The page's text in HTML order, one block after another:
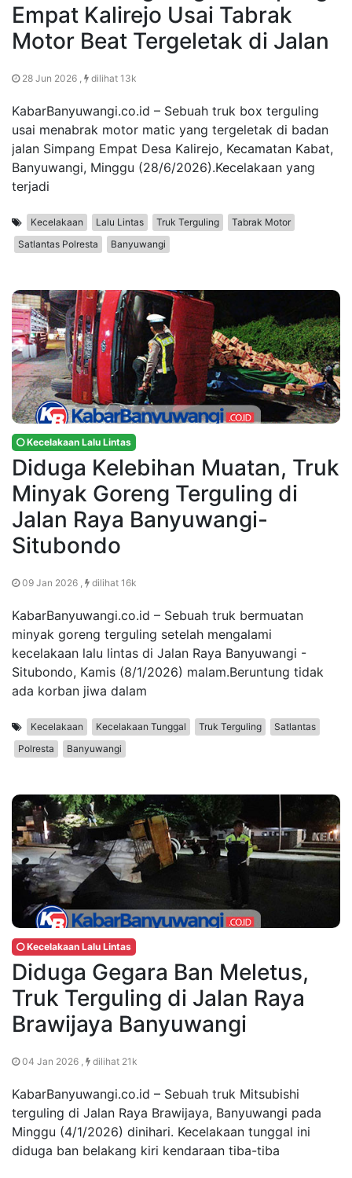
Empat Kalirejo Usai Tabrak
Motor Beat Tergeletak di Jalan
28 Jun 2026 , dilihat 13k
KabarBanyuwangi.co.id – Sebuah truk box terguling
usai menabrak motor matic yang tergeletak di badan
jalan Simpang Empat Desa Kalirejo, Kecamatan Kabat,
Banyuwangi, Minggu (28/6/2026).Kecelakaan yang
terjadi
Kecelakaan Lalu Lintas Truk Terguling
Tabrak Motor
Satlantas Polresta
Banyuwangi
Kecelakaan Lalu Lintas
Diduga Kelebihan Muatan, Truk
Minyak Goreng Terguling di
Jalan Raya Banyuwangi-
Situbondo
09 Jan 2026 , dilihat 16k
KabarBanyuwangi.co.id – Sebuah truk bermuatan
minyak goreng terguling setelah mengalami
kecelakaan lalu lintas di Jalan Raya Banyuwangi -
Situbondo, Kamis (8/1/2026) malam.Beruntung tidak
ada korban jiwa dalam
Kecelakaan Kecelakaan Tunggal Truk Terguling
Satlantas
Polresta
Banyuwangi
Kecelakaan Lalu Lintas
Diduga Gegara Ban Meletus,
Truk Terguling di Jalan Raya
Brawijaya Banyuwangi
04 Jan 2026 , dilihat 21k
KabarBanyuwangi.co.id – Sebuah truk Mitsubishi
terguling di Jalan Raya Brawijaya, Banyuwangi pada
Minggu (4/1/2026) dinihari. Kecelakaan tunggal ini
diduga ban belakang kiri kendaraan tiba-tiba